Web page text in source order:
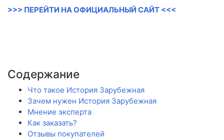
>>> ПЕРЕЙТИ НА ОФИЦИАЛЬНЫЙ САЙТ <<<
Содержание
Что такое История Зарубежная
Зачем нужен История Зарубежная
Мнение эксперта
Как заказать?
Отзывы покупателей